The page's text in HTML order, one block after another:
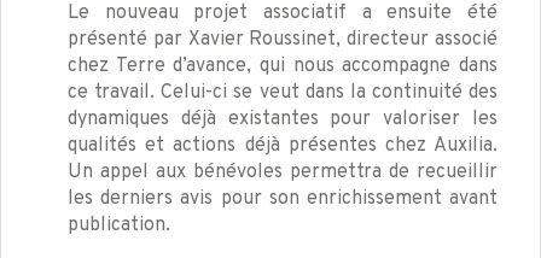
Le nouveau projet associatif a ensuite été
présenté par Xavier Roussinet, directeur associé
chez Terre d’avance, qui nous accompagne dans
ce travail. Celui-ci se veut dans la continuité des
dynamiques déjà existantes pour valoriser les
qualités et actions déjà présentes chez Auxilia.
Un appel aux bénévoles permettra de recueillir
les derniers avis pour son enrichissement avant
publication.